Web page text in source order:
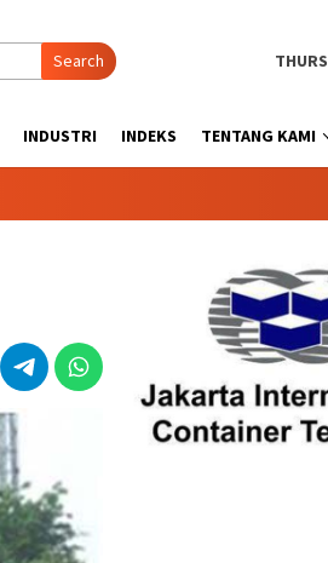
Search
INDUSTRI INDEKS TENTANG KAMI